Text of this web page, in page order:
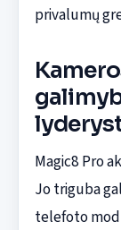
privalumų
Magic8 Pro
Jo triguba
telefoto